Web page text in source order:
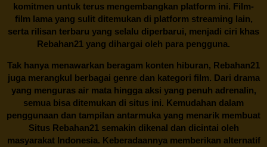
komitmen untuk terus mengembangkan platform ini. Film-
film lama yang sulit ditemukan di platform streaming lain,
serta rilisan terbaru yang selalu diperbarui, menjadi ciri khas
Rebahan21 yang dihargai oleh para pengguna.
Tak hanya menawarkan beragam konten hiburan, Rebahan21
juga merangkul berbagai genre dan kategori film. Dari drama
yang menguras air mata hingga aksi yang penuh adrenalin,
semua bisa ditemukan di situs ini. Kemudahan dalam
penggunaan dan tampilan antarmuka yang menarik membuat
Situs Rebahan21semakin dikenal dan dicintai oleh
masyarakat Indonesia. Keberadaannya memberikan alternatif